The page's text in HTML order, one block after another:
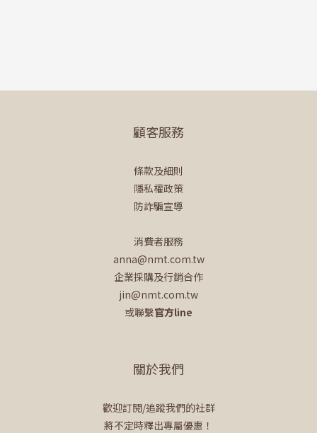
顧客服務
條款及細則
隱私權政策
防詐騙宣導
消費者服務
anna@nmt.com.tw
企業採購及行銷合作
jin@nmt.com.tw
或聯繫官方line
關於我們
歡迎訂閱/追蹤我們的社群
將不定時釋出專屬優惠！